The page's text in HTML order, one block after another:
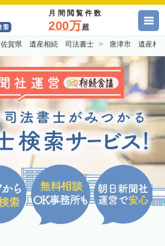
月間閲覧件数
200万超
佐賀県 遺産相続 司法書士 唐津市 遺産相